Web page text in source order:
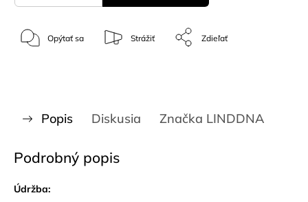
Opýtať sa Strážiť Zdieľať
Popis Diskusia Značka LINDDNA
Podrobný popis
Údržba: